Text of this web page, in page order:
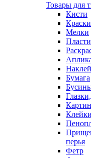
Товары для
Кисти
Краски
Мелки
Бумага
перья
Фетр